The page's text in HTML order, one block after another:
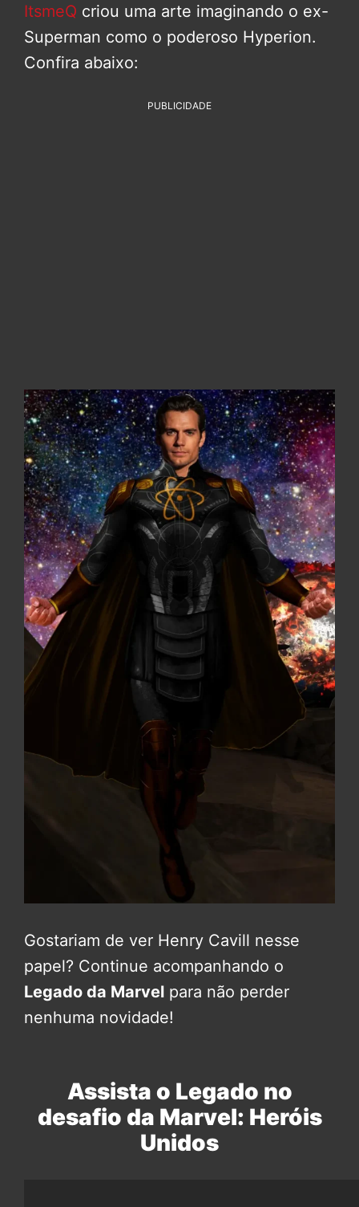
ItsmeQ criou uma arte imaginando o ex-
Superman como o poderoso Hyperion.
Confira abaixo:
PUBLICIDADE
Gostariam de ver Henry Cavill nesse
papel? Continue acompanhando o
Legado da Marvel para não perder
nenhuma novidade!
Assista o Legado no
desafio da Marvel: Heróis
Unidos